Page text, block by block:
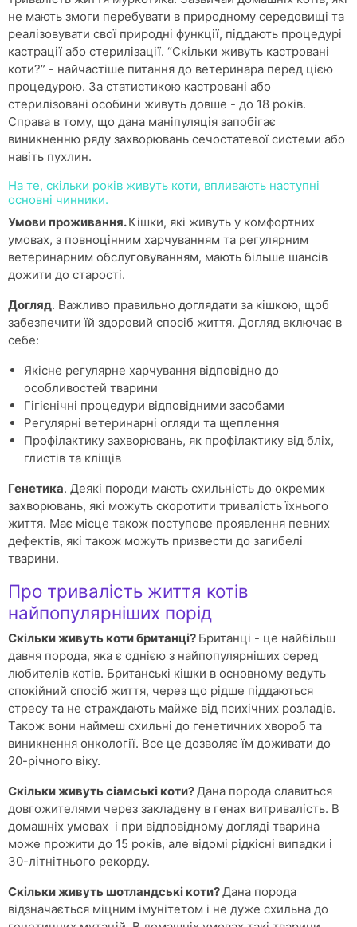
не мають змоги перебувати в природному середовищі та
реалізовувати свої природні функції, піддають процедурі
кастрації або стерилізації. “Скільки живуть кастровані
коти?” - найчастіше питання до ветеринара перед цією
процедурою. За статистикою кастровані або
стерилізовані особини живуть довше - до 18 років.
Справа в тому, що дана маніпуляція запобігає
виникненню ряду захворювань сечостатевої системи або
навіть пухлин.
На те, скільки років живуть коти, впливають наступні
основні чинники.
Умови проживання.Кішки, які живуть у комфортних
умовах, з повноцінним харчуванням та регулярним
ветеринарним обслуговуванням, мають більше шансів
дожити до старості.
Догляд. Важливо правильно доглядати за кішкою, щоб
забезпечити їй здоровий спосіб життя. Догляд включає в
себе:
Якісне регулярне харчування відповідно до
особливостей тварини
Гігієнічні процедури відповідними засобами
Регулярні ветеринарні огляди та щеплення
Профілактику захворювань, як профілактику від бліх,
глистів та кліщів
Генетика. Деякі породи мають схильність до окремих
захворювань, які можуть скоротити тривалість їхнього
життя. Має місце також поступове проявлення певних
дефектів, які також можуть призвести до загибелі
тварини.
Про тривалість життя котів
найпопулярніших порід
Скільки живуть коти британці? Британці - це найбільш
давня порода, яка є однією з найпопулярніших серед
любителів котів. Британські кішки в основному ведуть
спокійний спосіб життя, через що рідше піддаються
стресу та не страждають майже від психічних розладів.
Також вони наймеш схильні до генетичних хвороб та
виникнення онкології. Все це дозволяє їм доживати до
20-річного віку.
Скільки живуть сіамські коти?Дана порода славиться
довгожителями через закладену в генах витривалість. В
домашніх умовах і при відповідному догляді тварина
може прожити до 15 років, але відомі рідкісні випадки і
30-літнітнього рекорду.
Скільки живуть шотландські коти?Дана порода
відзначається міцним імунітетом і не дуже схильна до